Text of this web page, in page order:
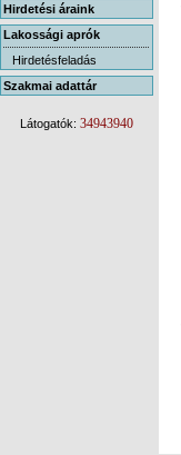
Hirdetési áraink
Lakossági aprók
Hirdetésfeladás
Szakmai adattár
Látogatók: 34943940